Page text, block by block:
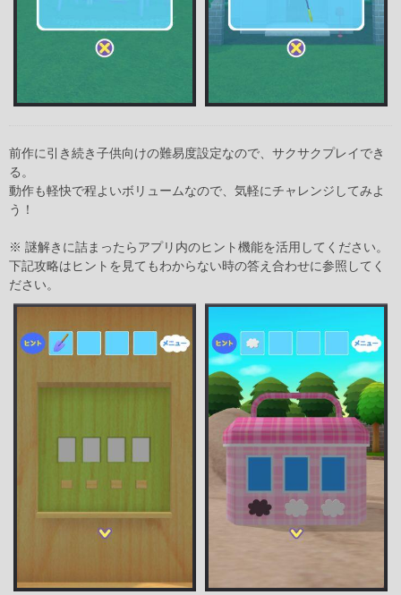
前作に引き続き子供向けの難易度設定なので、サクサクプレイでき
る。
動作も軽快で程よいボリュームなので、気軽にチャレンジしてみよ
う！
※ 謎解きに詰まったらアプリ内のヒント機能を活用してください。
下記攻略はヒントを見てもわからない時の答え合わせに参照してく
ださい。